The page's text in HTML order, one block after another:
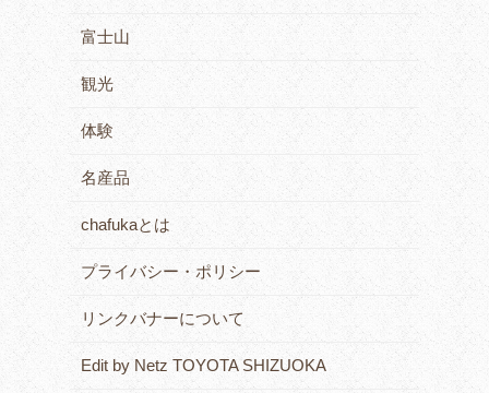
富士山
観光
体験
名産品
chafukaとは
プライバシー・ポリシー
リンクバナーについて
Edit by Netz TOYOTA SHIZUOKA